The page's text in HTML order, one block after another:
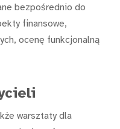
bezpośrednio do
finansowe,
ocenę funkcjonalną
warsztaty dla